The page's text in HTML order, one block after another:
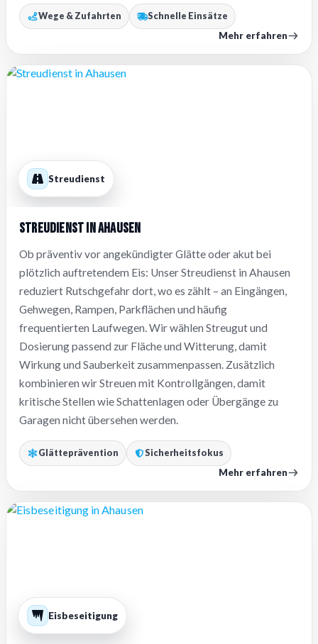
Wege & Zufahrten Schnelle Einsätze
Mehr erfahren
Streudienst
Streudienst in Ahausen
Ob präventiv vor angekündigter Glätte oder akut bei
plötzlich auftretendem Eis: Unser Streudienst in Ahausen
reduziert Rutschgefahr dort, wo es zählt – an Eingängen,
Gehwegen, Rampen, Parkflächen und häufig
frequentierten Laufwegen. Wir wählen Streugut und
Dosierung passend zur Fläche und Witterung, damit
Wirkung und Sauberkeit zusammenpassen. Zusätzlich
kombinieren wir Streuen mit Kontrollgängen, damit
kritische Stellen wie Schattenlagen oder Übergänge zu
Garagen nicht übersehen werden.
Glätteprävention Sicherheitsfokus
Mehr erfahren
Eisbeseitigung